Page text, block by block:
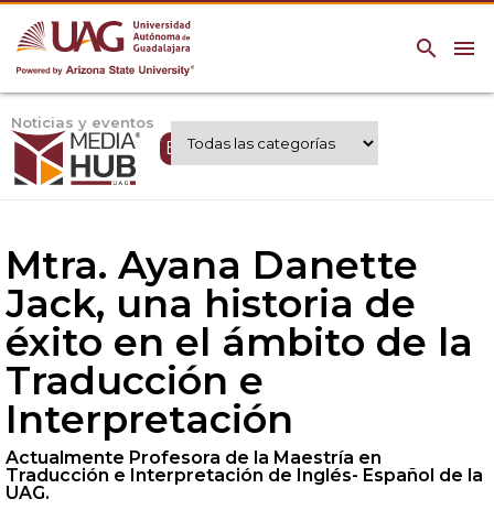
menu
search
Noticias y eventos
Expertos UAG
Mtra. Ayana Danette
Jack, una historia de
éxito en el ámbito de la
Traducción e
Interpretación
Actualmente Profesora de la Maestría en
Traducción e Interpretación de Inglés- Español de la
UAG.